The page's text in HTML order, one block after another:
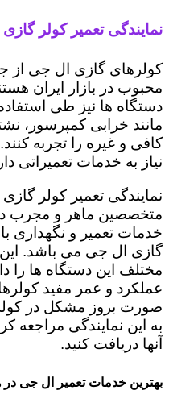
نمایندگی تعمیر کولر
کولرهای گازی ال جی از
محبوب در بازار ایران
دستگاه ها نیز طی
مانند خرابی کمپرسور،
کافی و غیره را تجربه
نیاز به خدمات تعمیراتی
نمایندگی تعمیر کولر
متخصصین ماهر و مجرب در
خدمات تعمیر و نگهداری
گازی ال جی می باشد. این
مختلف این دستگاه ها را
عملکرد و عمر مفید
صورت بروز مشکل در
به این نمایندگی مراجعه
آنها دریافت کنید.
بهترین خدمات تعمیر ال جی در